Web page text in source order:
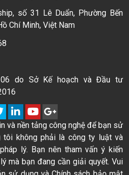
số 31 Lê Duẩn, Phường Bến
Chí Minh, Việt Nam
do Sở Kế hoạch và Đầu tư
và nền tảng công nghệ để bạn sử
tôi không phải là công ty luật và
lý. Bạn nên tham vấn ý kiến
mà bạn đang cần giải quyết. Vui